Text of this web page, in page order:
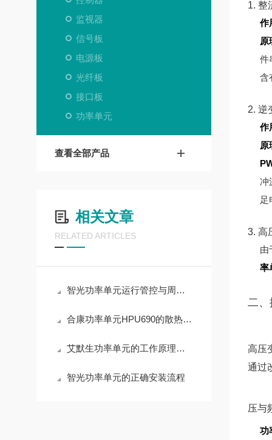
监视器
信号板
电源板
光纤板
接口板
功率单元
查看全部产品
相关文章
RELATED ARTICLES
智光功率单元运行管控与周期养护实操解析
合康功率单元HPU690的散热设计原理
艾默生功率单元的工作原理与应用领域深度解析
智光功率单元的正确安装流程
1. 整
作
原
件
含
2. 逆
作
原
冲
足
3. 高
由
率
二、
高压
通过
压与
功